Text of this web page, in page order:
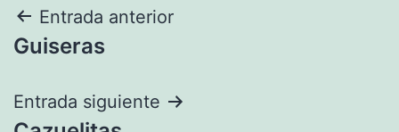
Navegación
de
entradas
Entrada anterior
Guiseras
Entrada siguiente